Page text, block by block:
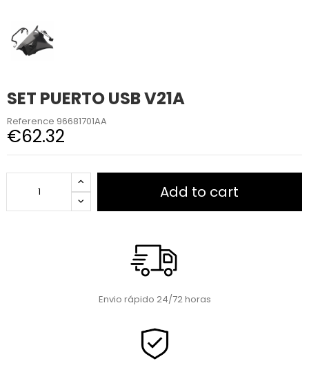
SET PUERTO USB V21A
Reference 96681701AA
€62.32
Add to cart
Envio rápido 24/72 horas